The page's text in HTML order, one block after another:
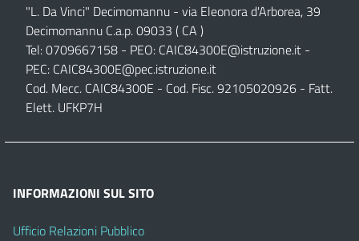
"L. Da Vinci" Decimomannu - via Eleonora d'Arborea, 39
Decimomannu C.a.p. 09033 ( CA )
Tel: 0709667158 - PEO: CAIC84300E@istruzione.it -
PEC: CAIC84300E@pec.istruzione.it
Cod. Mecc. CAIC84300E - Cod. Fisc. 92105020926 - Fatt.
Elett. UFKP7H
INFORMAZIONI SUL SITO
Ufficio Relazioni Pubblico